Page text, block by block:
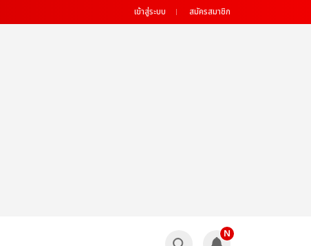
เข้าสู่ระบบ สมัครสมาชิก
N